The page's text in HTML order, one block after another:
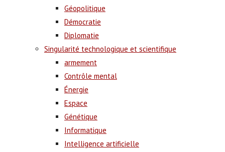
Géopolitique
Démocratie
Diplomatie
Singularité technologique et scientifique
armement
Contrôle mental
Énergie
Espace
Génétique
Informatique
Intelligence artificielle